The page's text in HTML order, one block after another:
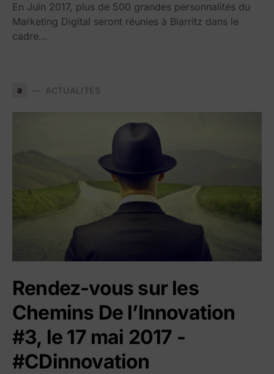
En Juin 2017, plus de 500 grandes personnalités du
Marketing Digital seront réunies à Biarritz dans le
cadre…
a ACTUALITÉS
Rendez-vous sur les
Chemins De l’Innovation
#3, le 17 mai 2017 -
#CDinnovation